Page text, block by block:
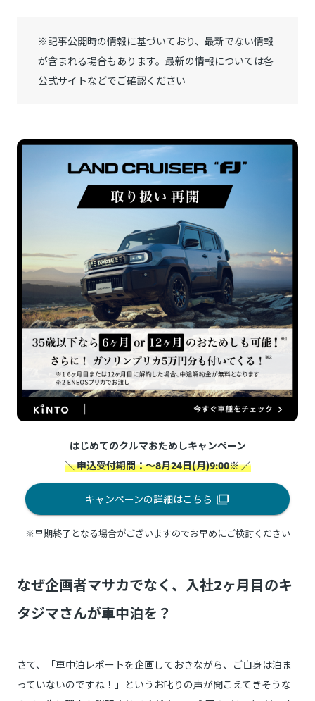
※記事公開時の情報に基づいており、最新でない情報
が含まれる場合もあります。最新の情報については各
公式サイトなどでご確認ください
はじめてのクルマおためしキャンペーン
＼ 申込受付期間：～8月24日(月)9:00※ ／
キャンペーンの詳細はこちら
※早期終了となる場合がございますのでお早めにご検討ください
なぜ企画者マサカでなく、入社2ヶ月目のキ
タジマさんが車中泊を？
さて、「車中泊レポートを企画しておきながら、ご自身は泊ま
っていないのですね！」というお叱りの声が聞こえてきそうな